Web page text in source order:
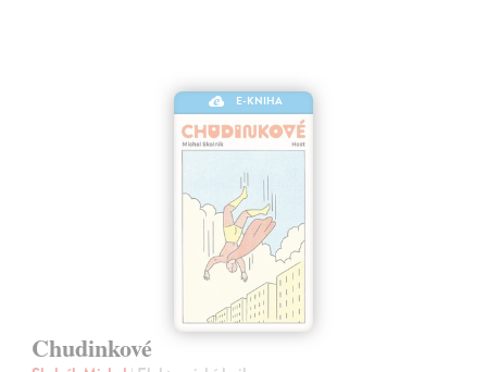
E-KNIHA
Chudinkové